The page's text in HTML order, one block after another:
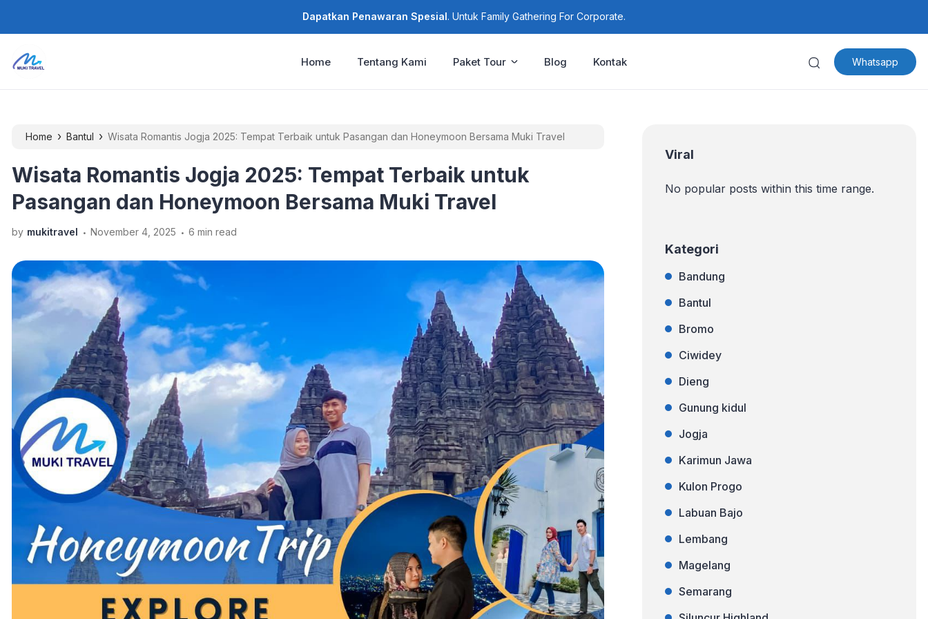
Dapatkan Penawaran Spesial. Untuk Family Gathering For Corporate.
Whatsapp
Home Tentang Kami Paket Tour Blog Kontak
Home › Bantul › Wisata Romantis Jogja 2025: Tempat Terbaik untuk Pasangan dan Honeymoon Bersama Muki Travel
Wisata Romantis Jogja 2025: Tempat Terbaik untuk
Pasangan dan Honeymoon Bersama Muki Travel
by mukitravel . November 4, 2025 . 6 min read
Viral
No popular posts within this time range.
Kategori
Bandung
Bantul
Bromo
Ciwidey
Dieng
Gunung kidul
Jogja
Karimun Jawa
Kulon Progo
Labuan Bajo
Lembang
Magelang
Semarang